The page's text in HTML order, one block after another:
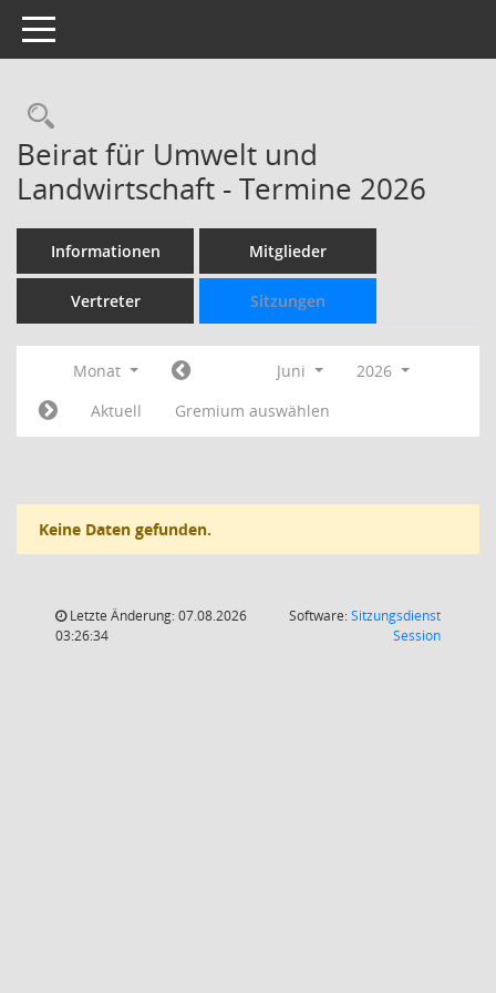
Toggle navigation
Rechercheauswahl
Beirat für Umwelt und
Landwirtschaft - Termine 2026
Informationen Mitglieder
Vertreter Sitzungen
Monat Juni
2026
Aktuell
Gremium auswählen
Keine Daten gefunden.
Letzte Änderung: 07.08.2026
03:26:34
Software:Sitzungsdienst
Session(Wird in